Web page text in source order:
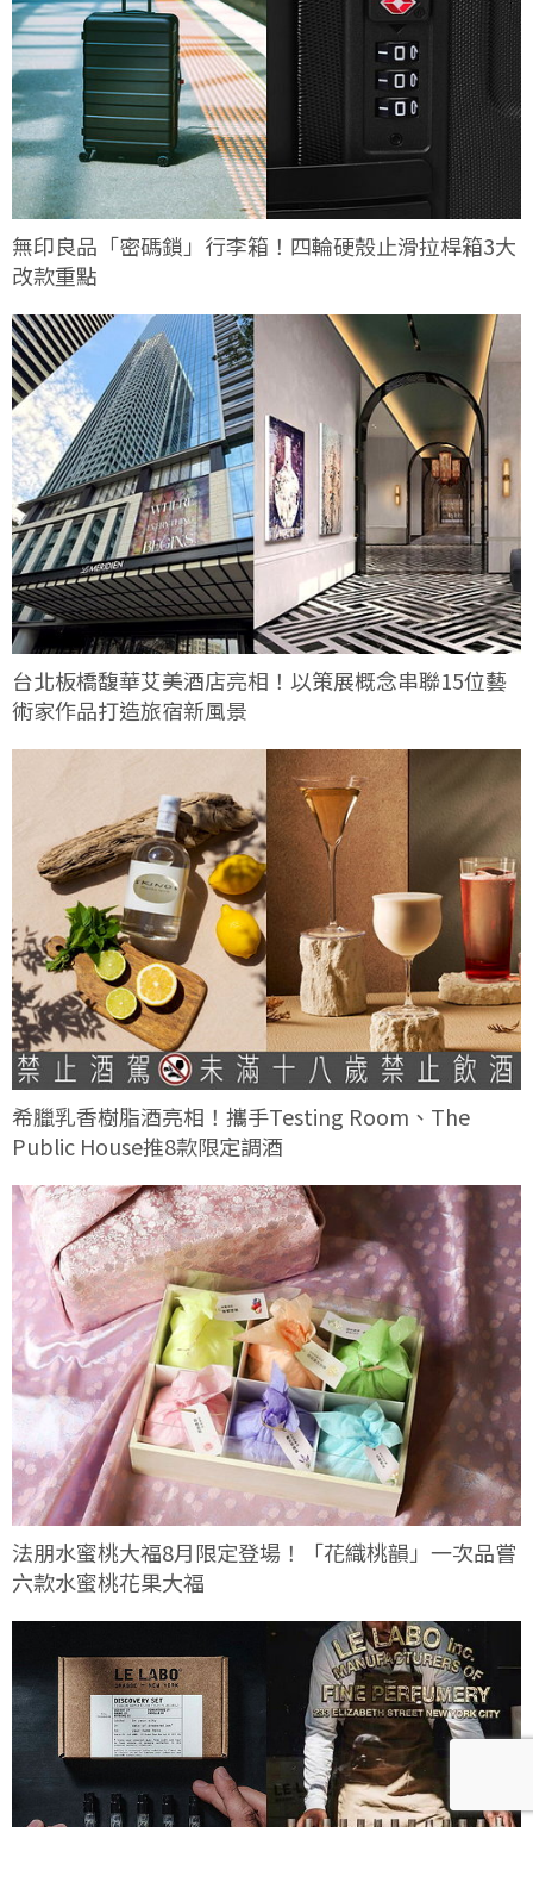
無印良品「密碼鎖」行李箱！四輪硬殼止滑拉桿箱3大
改款重點
台北板橋馥華艾美酒店亮相！以策展概念串聯15位藝
術家作品打造旅宿新風景
希臘乳香樹脂酒亮相！攜手Testing Room、The
Public House推8款限定調酒
法朋水蜜桃大福8月限定登場！「花織桃韻」一次品嘗
六款水蜜桃花果大福